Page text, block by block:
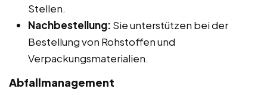
Stellen.
Nachbestellung: Sie unterstützen bei der
Bestellung von Rohstoffen und
Verpackungsmaterialien.
Abfallmanagement